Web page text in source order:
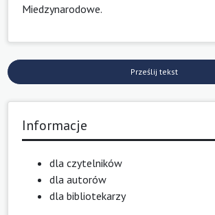
Miedzynarodowe.
Prześlij tekst
Informacje
dla czytelników
dla autorów
dla bibliotekarzy